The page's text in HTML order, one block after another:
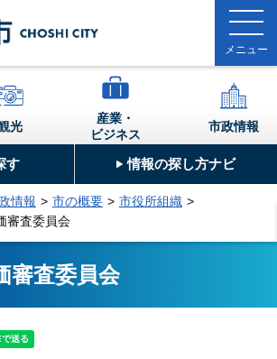
す 情報の探し方ナビ
光
産業・
ビジネス
市政情報
情報 市の概要
市役所組織
審査委員会
審査委員会